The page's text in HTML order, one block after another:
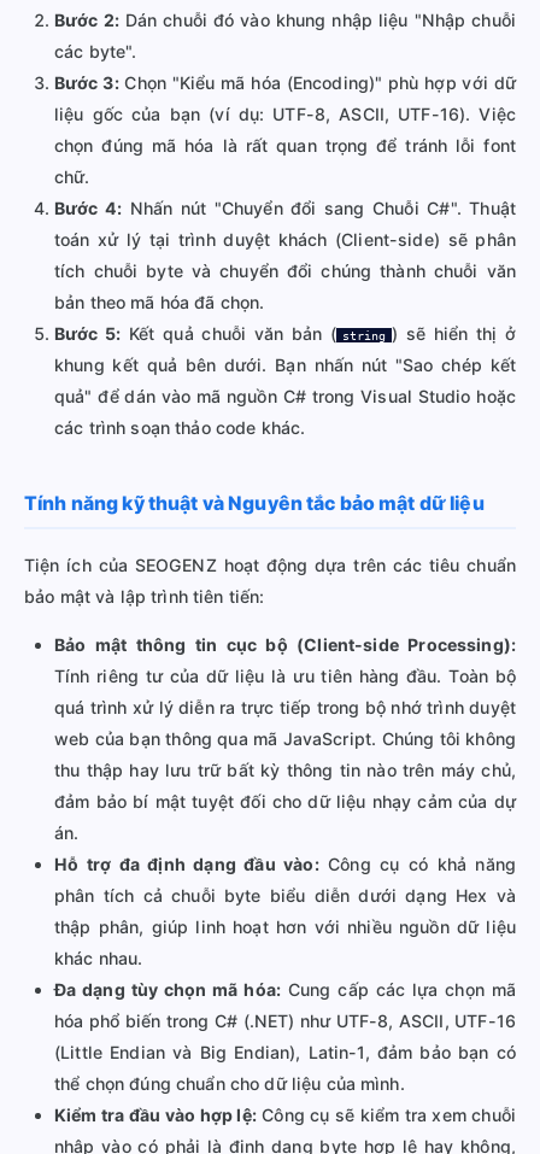
Bước 2:Dán chuỗi đó vào khung nhập liệu "Nhập chuỗi
các byte".
Bước 3:Chọn "Kiểu mã hóa (Encoding)" phù hợp với dữ
liệu gốc của bạn (ví dụ: UTF-8, ASCII, UTF-16). Việc
chọn đúng mã hóa là rất quan trọng để tránh lỗi font
chữ.
Bước 4: Nhấn nút "Chuyển đổi sang Chuỗi C#". Thuật
toán xử lý tại trình duyệt khách (Client-side) sẽ phân
tích chuỗi byte và chuyển đổi chúng thành chuỗi văn
bản theo mã hóa đã chọn.
Bước 5: Kết quả chuỗi văn bản ( string ) sẽ hiển thị ở
khung kết quả bên dưới. Bạn nhấn nút "Sao chép kết
quả" để dán vào mã nguồn C# trong Visual Studio hoặc
các trình soạn thảo code khác.
Tính năng kỹ thuật và Nguyên tắc bảo mật dữ liệu
Tiện ích của SEOGENZ hoạt động dựa trên các tiêu chuẩn
bảo mật và lập trình tiên tiến:
Bảo mật thông tin cục bộ (Client-side Processing):
Tính riêng tư của dữ liệu là ưu tiên hàng đầu. Toàn bộ
quá trình xử lý diễn ra trực tiếp trong bộ nhớ trình duyệt
web của bạn thông qua mã JavaScript. Chúng tôi không
thu thập hay lưu trữ bất kỳ thông tin nào trên máy chủ,
đảm bảo bí mật tuyệt đối cho dữ liệu nhạy cảm của dự
án.
Hỗ trợ đa định dạng đầu vào:Công cụ có khả năng
phân tích cả chuỗi byte biểu diễn dưới dạng Hex và
thập phân, giúp linh hoạt hơn với nhiều nguồn dữ liệu
khác nhau.
Đa dạng tùy chọn mã hóa: Cung cấp các lựa chọn mã
hóa phổ biến trong C# (.NET) như UTF-8, ASCII, UTF-16
(Little Endian và Big Endian), Latin-1, đảm bảo bạn có
thể chọn đúng chuẩn cho dữ liệu của mình.
Kiểm tra đầu vào hợp lệ:Công cụ sẽ kiểm tra xem chuỗi
nhập vào có phải là định dạng byte hợp lệ hay không,